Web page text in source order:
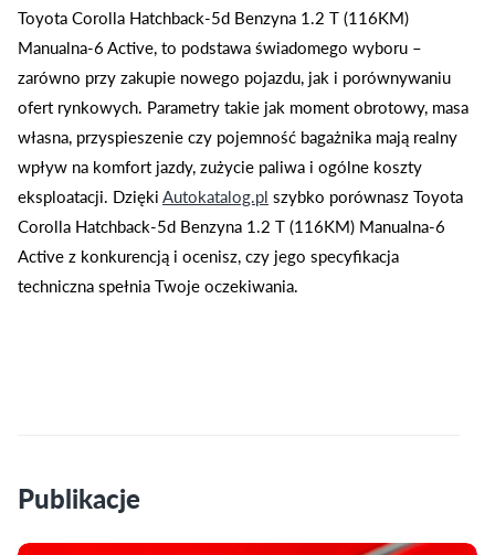
Toyota Corolla Hatchback-5d Benzyna 1.2 T (116KM)
Manualna-6 Active, to podstawa świadomego wyboru –
zarówno przy zakupie nowego pojazdu, jak i porównywaniu
ofert rynkowych. Parametry takie jak moment obrotowy, masa
własna, przyspieszenie czy pojemność bagażnika mają realny
wpływ na komfort jazdy, zużycie paliwa i ogólne koszty
eksploatacji. DziękiAutokatalog.pl szybko porównasz Toyota
Corolla Hatchback-5d Benzyna 1.2 T (116KM) Manualna-6
Active z konkurencją i ocenisz, czy jego specyfikacja
techniczna spełnia Twoje oczekiwania.
Publikacje